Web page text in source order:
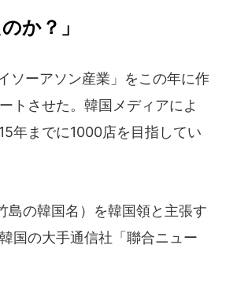
か？」
ソーアソン産業」をこの年に作
トさせた。韓国メディアによ
年までに1000店を目指してい
の韓国名）を韓国領と主張す
国の大手通信社「聯合ニュー